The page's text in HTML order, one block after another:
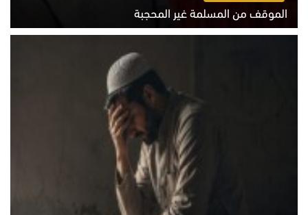
الموقف من المسلمة غير المحجبة
الخميس 6 أغسطس 2026 10:45 ص